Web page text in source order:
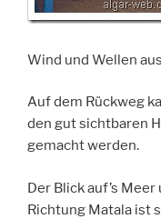
Wind und Wellen
Auf dem Rückweg
den gut sichtbaren
gemacht werden.
Der Blick auf’s
Richtung Matala ist